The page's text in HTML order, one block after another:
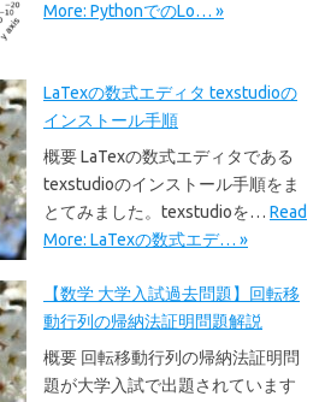
More: PythonでのLo… »
LaTexの数式エディタ texstudioの
インストール手順
概要 LaTexの数式エディタである
texstudioのインストール手順をま
とてみました。texstudioを… Read
More: LaTexの数式エデ… »
【数学 大学入試過去問題】回転移
動行列の帰納法証明問題解説
概要 回転移動行列の帰納法証明問
題が大学入試で出題されています